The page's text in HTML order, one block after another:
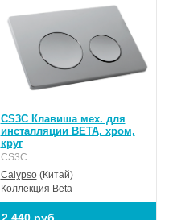
CS3C Клавиша мех. для
инсталляции BETA, хром,
круг
CS3C
Calypso(Китай)
Коллекция Beta